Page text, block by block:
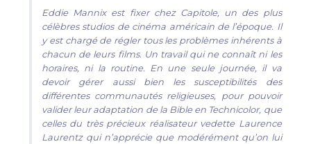
Eddie Mannix est fixer chez Capitole, un des plus
célèbres studios de cinéma américain de l’époque. Il
y est chargé de régler tous les problèmes inhérents à
chacun de leurs films. Un travail qui ne connaît ni les
horaires, ni la routine. En une seule journée, il va
devoir gérer aussi bien les susceptibilités des
différentes communautés religieuses, pour pouvoir
valider leur adaptation de la Bible en Technicolor, que
celles du très précieux réalisateur vedette Laurence
Laurentz qui n’apprécie que modérément qu’on lui